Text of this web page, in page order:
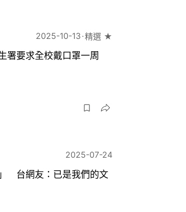
2025-10-13 精選 ★
要求全校戴口罩一周
2025-07-24
台網友：已是我們的文